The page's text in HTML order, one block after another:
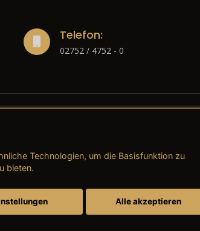
Telefon:
02752 / 4752 - 0
(Neuwagen)
→ AGB (Teile
Technologien, um die Basisfunktion zu
bieten.
Alle akzeptieren